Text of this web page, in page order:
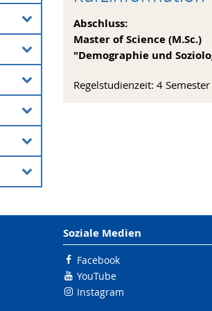
der
Abschluss:
Master of Science (M.Sc.)
"Demographie und
Regelstudienzeit: 4 Semester
Soziale Medien
Facebook
YouTube
Instagram